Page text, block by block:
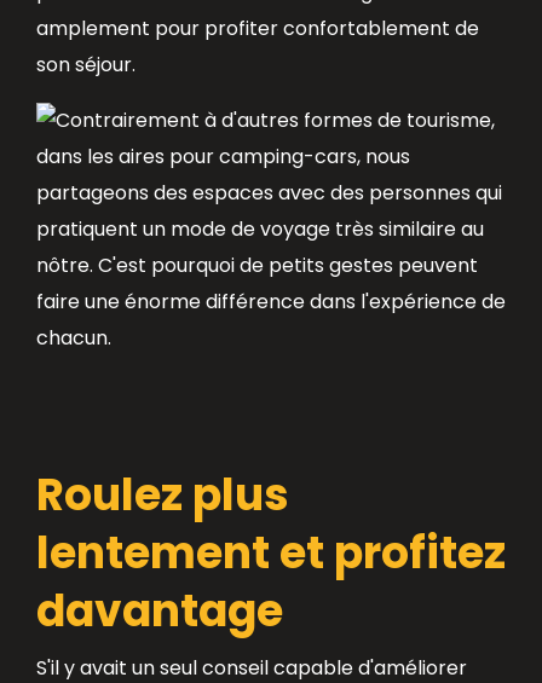
amplement pour profiter confortablement de
son séjour.
Roulez plus
lentement et profitez
davantage
S'il y avait un seul conseil capable d'améliorer